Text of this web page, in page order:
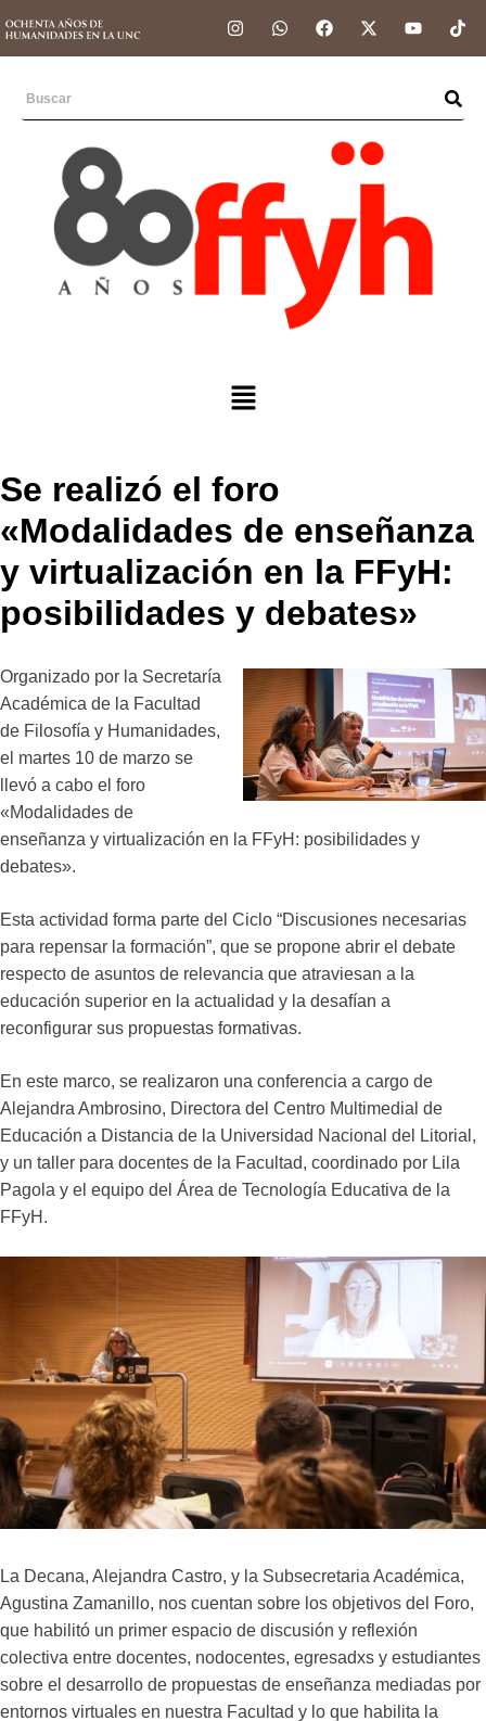
Se realizó el foro
«Modalidades de enseñanza
y virtualización en la FFyH:
posibilidades y debates»
Organizado por la Secretaría
Académica de la Facultad
de Filosofía y Humanidades,
el martes 10 de marzo se
llevó a cabo el foro
«Modalidades de
enseñanza y virtualización en la FFyH: posibilidades y
debates».
Esta actividad forma parte del Ciclo “Discusiones necesarias
para repensar la formación”, que se propone abrir el debate
respecto de asuntos de relevancia que atraviesan a la
educación superior en la actualidad y la desafían a
reconfigurar sus propuestas formativas.
En este marco, se realizaron una conferencia a cargo de
Alejandra Ambrosino, Directora del Centro Multimedial de
Educación a Distancia de la Universidad Nacional del Litorial,
y un taller para docentes de la Facultad, coordinado por Lila
Pagola y el equipo del Área de Tecnología Educativa de la
FFyH.
La Decana, Alejandra Castro, y la Subsecretaria Académica,
Agustina Zamanillo, nos cuentan sobre los objetivos del Foro,
que habilitó un primer espacio de discusión y reflexión
colectiva entre docentes, nodocentes, egresadxs y estudiantes
sobre el desarrollo de propuestas de enseñanza mediadas por
entornos virtuales en nuestra Facultad y lo que habilita la